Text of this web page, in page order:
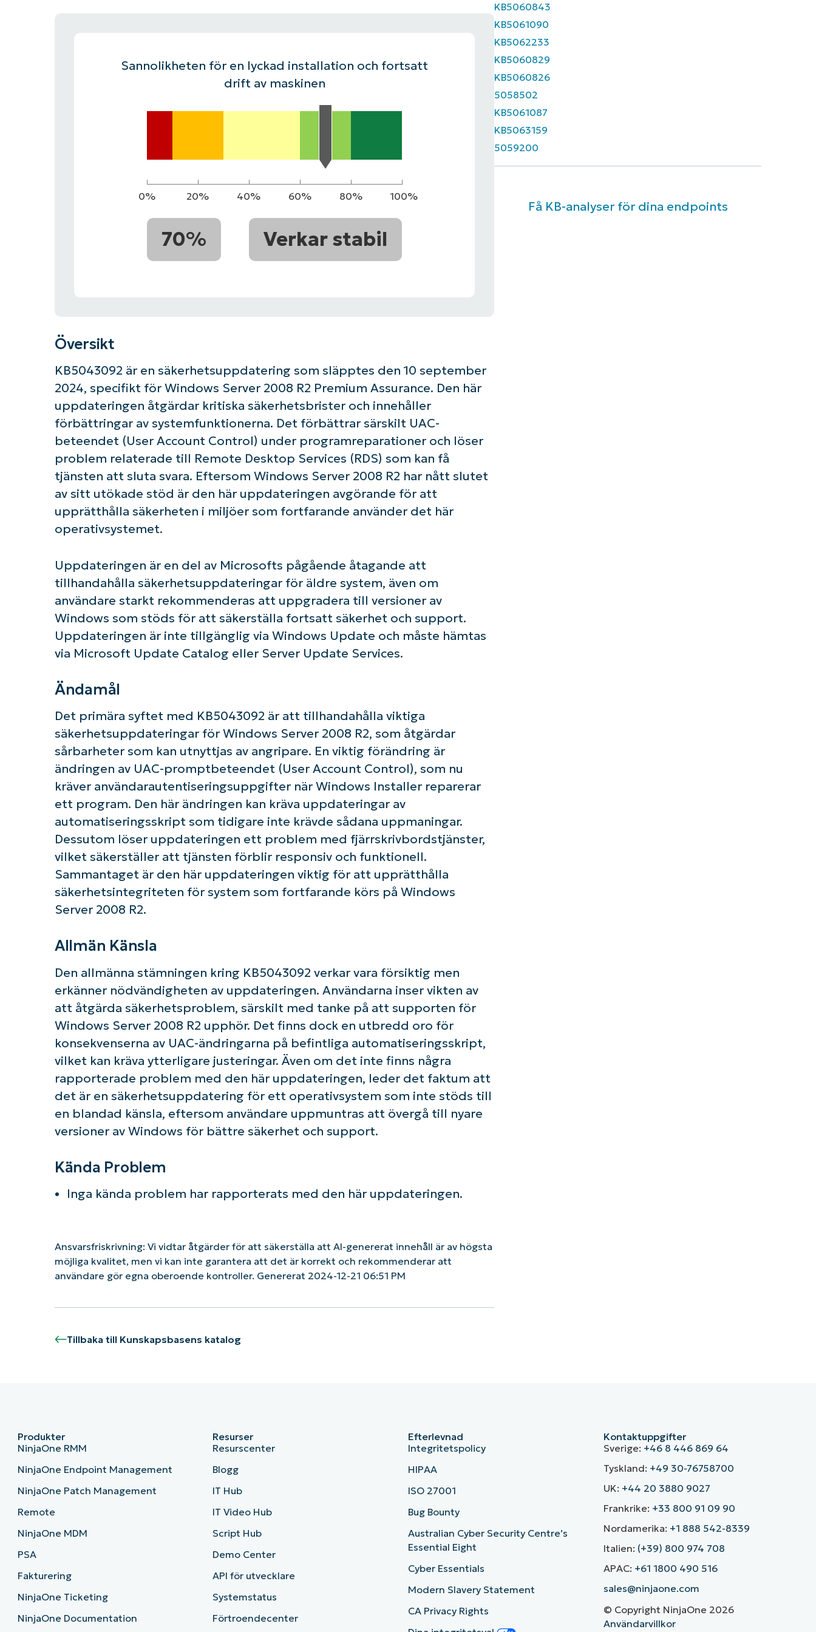
Sannolikheten för en lyckad installation och fortsatt
drift av maskinen
0% 20% 40% 60% 80% 100%
70% Verkar stabil
Översikt
KB5043092 är en säkerhetsuppdatering som släpptes den 10 september
2024, specifikt för Windows Server 2008 R2 Premium Assurance. Den här
uppdateringen åtgärdar kritiska säkerhetsbrister och innehåller
förbättringar av systemfunktionerna. Det förbättrar särskilt UAC-
beteendet (User Account Control) under programreparationer och löser
problem relaterade till Remote Desktop Services (RDS) som kan få
tjänsten att sluta svara. Eftersom Windows Server 2008 R2 har nått slutet
av sitt utökade stöd är den här uppdateringen avgörande för att
upprätthålla säkerheten i miljöer som fortfarande använder det här
operativsystemet.
Uppdateringen är en del av Microsofts pågående åtagande att
tillhandahålla säkerhetsuppdateringar för äldre system, även om
användare starkt rekommenderas att uppgradera till versioner av
Windows som stöds för att säkerställa fortsatt säkerhet och support.
Uppdateringen är inte tillgänglig via Windows Update och måste hämtas
via Microsoft Update Catalog eller Server Update Services.
Ändamål
Det primära syftet med KB5043092 är att tillhandahålla viktiga
säkerhetsuppdateringar för Windows Server 2008 R2, som åtgärdar
sårbarheter som kan utnyttjas av angripare. En viktig förändring är
ändringen av UAC-promptbeteendet (User Account Control), som nu
kräver användarautentiseringsuppgifter när Windows Installer reparerar
ett program. Den här ändringen kan kräva uppdateringar av
automatiseringsskript som tidigare inte krävde sådana uppmaningar.
Dessutom löser uppdateringen ett problem med fjärrskrivbordstjänster,
vilket säkerställer att tjänsten förblir responsiv och funktionell.
Sammantaget är den här uppdateringen viktig för att upprätthålla
säkerhetsintegriteten för system som fortfarande körs på Windows
Server 2008 R2.
Allmän Känsla
Den allmänna stämningen kring KB5043092 verkar vara försiktig men
erkänner nödvändigheten av uppdateringen. Användarna inser vikten av
att åtgärda säkerhetsproblem, särskilt med tanke på att supporten för
Windows Server 2008 R2 upphör. Det finns dock en utbredd oro för
konsekvenserna av UAC-ändringarna på befintliga automatiseringsskript,
vilket kan kräva ytterligare justeringar. Även om det inte finns några
rapporterade problem med den här uppdateringen, leder det faktum att
det är en säkerhetsuppdatering för ett operativsystem som inte stöds till
en blandad känsla, eftersom användare uppmuntras att övergå till nyare
versioner av Windows för bättre säkerhet och support.
Kända Problem
Inga kända problem har rapporterats med den här uppdateringen.
Ansvarsfriskrivning: Vi vidtar åtgärder för att säkerställa att AI-genererat innehåll är av högsta
möjliga kvalitet, men vi kan inte garantera att det är korrekt och rekommenderar att
användare gör egna oberoende kontroller. Genererat 2024-12-21 06:51 PM
Tillbaka till Kunskapsbasens katalog
KB5060843
KB5061090
KB5062233
KB5060829
KB5060826
5058502
KB5061087
KB5063159
5059200
Få KB-analyser för dina endpoints
First
and
name*
Business
email*
Phone
Country
Company
name*
Produkter
NinjaOne RMM
NinjaOne Endpoint Management
NinjaOne Patch Management
Remote
NinjaOne MDM
PSA
Fakturering
NinjaOne Ticketing
NinjaOne Documentation
Resurser
Resurscenter
Blogg
IT Hub
IT Video Hub
Script Hub
Demo Center
API för utvecklare
Systemstatus
Förtroendecenter
Efterlevnad
Integritetspolicy
HIPAA
ISO 27001
Bug Bounty
Australian Cyber Security Centre’s
Essential Eight
Cyber Essentials
Modern Slavery Statement
CA Privacy Rights
Kontaktuppgifter
Sverige: +46 8 446 869 64
Tyskland: +49 30-76758700
UK: +44 20 3880 9027
Frankrike: +33 800 91 09 90
Nordamerika: +1 888 542-8339
Italien: (+39) 800 974 708
APAC: +61 1800 490 516
sales@ninjaone.com
© Copyright NinjaOne 2026
Användarvillkor